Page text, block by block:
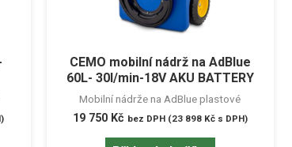
CEMO mobilní nádrž na AdBlue
60L- 30l/min-18V AKU BATTERY
Mobilní nádrže na AdBlue plastové
19 750 Kč bez DPH (23 898 Kčs DPH)